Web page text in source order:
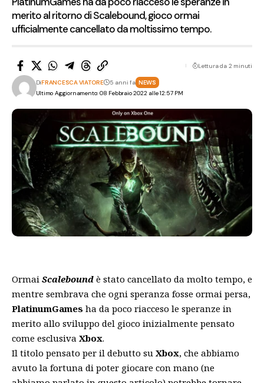
merito al ritorno di Scalebound, gioco ormai
ufficialmente cancellato da moltissimo tempo.
Ultimo Aggiornamento: 08 Febbraio 2022 alle 12:57 PM
DiFRANCESCA VIATORE 5 anni fa NEWS
Lettura da 2 minuti
Ormai Scalebound è stato cancellato da molto tempo, e
mentre sembrava che ogni speranza fosse ormai persa,
PlatinumGames ha da poco riacceso le speranze in
merito allo sviluppo del gioco inizialmente pensato
come esclusiva Xbox.
Il titolo pensato per il debutto su Xbox, che abbiamo
avuto la fortuna di poter giocare con mano (ne